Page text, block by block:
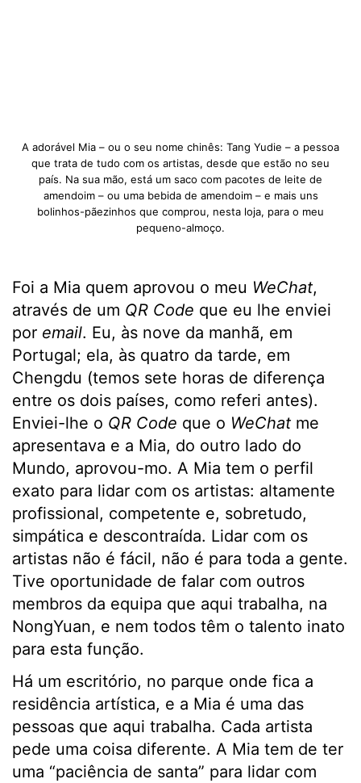
A adorável Mia – ou o seu nome chinês: Tang Yudie – a pessoa
que trata de tudo com os artistas, desde que estão no seu
país. Na sua mão, está um saco com pacotes de leite de
amendoim – ou uma bebida de amendoim – e mais uns
bolinhos-pãezinhos que comprou, nesta loja, para o meu
pequeno-almoço.
Foi a Mia quem aprovou o meu WeChat,
através de um QR Code que eu lhe enviei
por email. Eu, às nove da manhã, em
Portugal; ela, às quatro da tarde, em
Chengdu (temos sete horas de diferença
entre os dois países, como referi antes).
Enviei-lhe o QR Code que o WeChat me
apresentava e a Mia, do outro lado do
Mundo, aprovou-mo. A Mia tem o perfil
exato para lidar com os artistas: altamente
profissional, competente e, sobretudo,
simpática e descontraída. Lidar com os
artistas não é fácil, não é para toda a gente.
Tive oportunidade de falar com outros
membros da equipa que aqui trabalha, na
NongYuan, e nem todos têm o talento inato
para esta função.
Há um escritório, no parque onde fica a
residência artística, e a Mia é uma das
pessoas que aqui trabalha. Cada artista
pede uma coisa diferente. A Mia tem de ter
uma “paciência de santa” para lidar com